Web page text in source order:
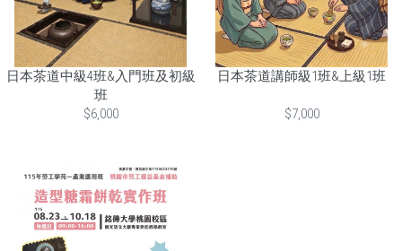
日本茶道中級4班&入門班及初級
班
$6,000
日本茶道講師級1班&上級1班
$7,000